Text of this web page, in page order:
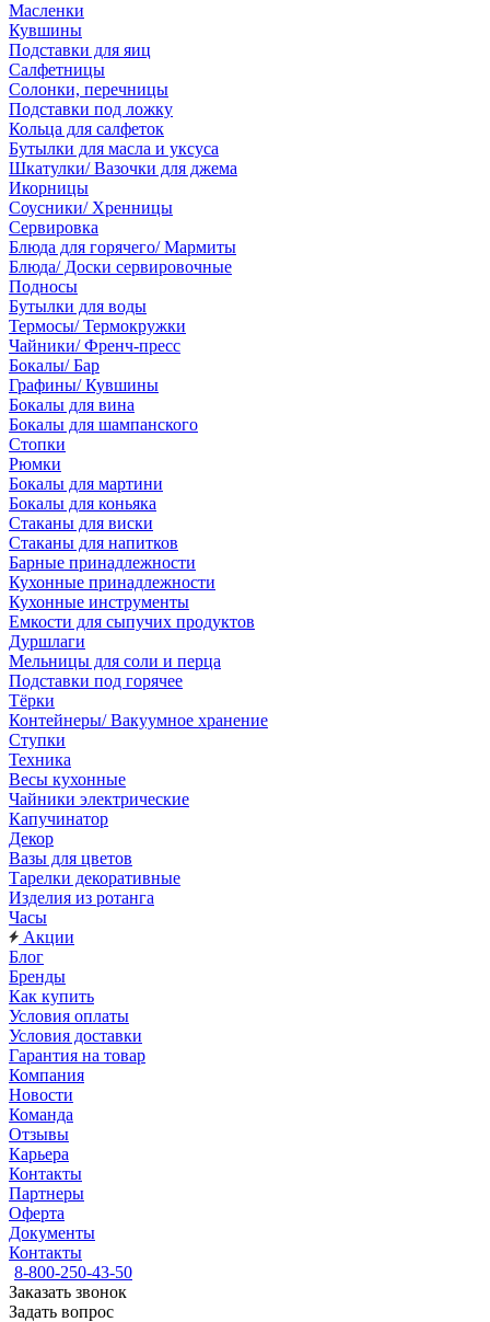
Масленки
Кувшины
Подставки для яиц
Салфетницы
Солонки, перечницы
Подставки под ложку
Кольца для салфеток
Бутылки для масла и уксуса
Шкатулки/ Вазочки для джема
Икорницы
Соусники/ Хренницы
Сервировка
Блюда для горячего/ Мармиты
Блюда/ Доски сервировочные
Подносы
Бутылки для воды
Термосы/ Термокружки
Чайники/ Френч-пресс
Бокалы/ Бар
Графины/ Кувшины
Бокалы для вина
Бокалы для шампанского
Стопки
Рюмки
Бокалы для мартини
Бокалы для коньяка
Стаканы для виски
Стаканы для напитков
Барные принадлежности
Кухонные принадлежности
Кухонные инструменты
Емкости для сыпучих продуктов
Дуршлаги
Мельницы для соли и перца
Подставки под горячее
Тёрки
Контейнеры/ Вакуумное хранение
Ступки
Техника
Весы кухонные
Чайники электрические
Капучинатор
Декор
Вазы для цветов
Тарелки декоративные
Изделия из ротанга
Часы
Акции
Блог
Бренды
Как купить
Условия оплаты
Условия доставки
Гарантия на товар
Компания
Новости
Команда
Отзывы
Карьера
Контакты
Партнеры
Оферта
Документы
Контакты
8-800-250-43-50
Заказать звонок
Задать вопрос